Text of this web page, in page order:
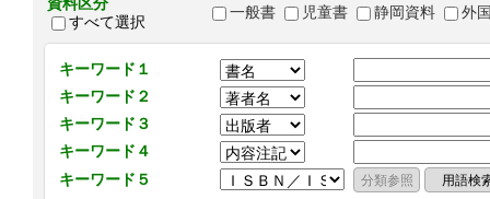
すべて選択
一般書 児童書 静岡資料 外
キーワード１
キーワード２
キーワード３
キーワード４
キーワード５